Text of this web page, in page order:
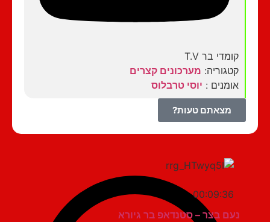
קומדי בר T.V
קטגוריה:מערכונים קצרים
אומנים :יוסי טרבלוס
מצאתם טעות?
00:09:36
נעם בצר – סטנדאפ בר גיורא